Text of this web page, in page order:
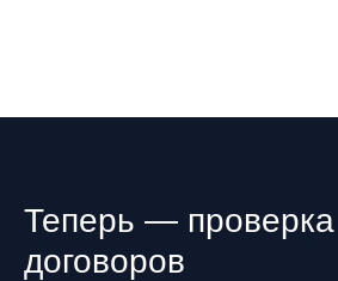
Теперь — проверка
договоров